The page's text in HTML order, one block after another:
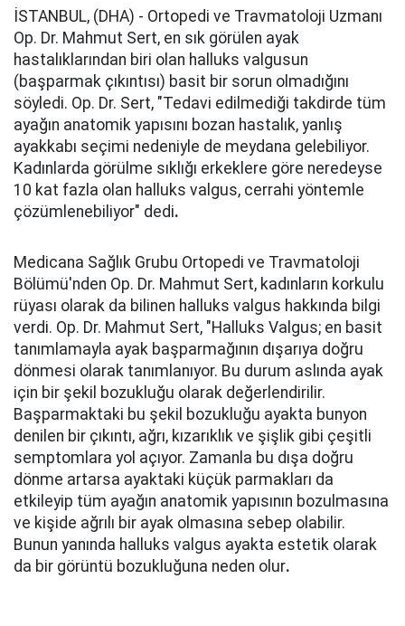
İSTANBUL, (DHA) - Ortopedi ve Travmatoloji Uzmanı
Op. Dr. Mahmut Sert, en sık görülen ayak
hastalıklarından biri olan halluks valgusun
(başparmak çıkıntısı) basit bir sorun olmadığını
söyledi. Op. Dr. Sert, "Tedavi edilmediği takdirde tüm
ayağın anatomik yapısını bozan hastalık, yanlış
ayakkabı seçimi nedeniyle de meydana gelebiliyor.
Kadınlarda görülme sıklığı erkeklere göre neredeyse
10 kat fazla olan halluks valgus, cerrahi yöntemle
çözümlenebiliyor" dedi.
Medicana Sağlık Grubu Ortopedi ve Travmatoloji
Bölümü'nden Op. Dr. Mahmut Sert, kadınların korkulu
rüyası olarak da bilinen halluks valgus hakkında bilgi
verdi. Op. Dr. Mahmut Sert, "Halluks Valgus; en basit
tanımlamayla ayak başparmağının dışarıya doğru
dönmesi olarak tanımlanıyor. Bu durum aslında ayak
için bir şekil bozukluğu olarak değerlendirilir.
Başparmaktaki bu şekil bozukluğu ayakta bunyon
denilen bir çıkıntı, ağrı, kızarıklık ve şişlik gibi çeşitli
semptomlara yol açıyor. Zamanla bu dışa doğru
dönme artarsa ayaktaki küçük parmakları da
etkileyip tüm ayağın anatomik yapısının bozulmasına
ve kişide ağrılı bir ayak olmasına sebep olabilir.
Bunun yanında halluks valgus ayakta estetik olarak
da bir görüntü bozukluğuna neden olur.